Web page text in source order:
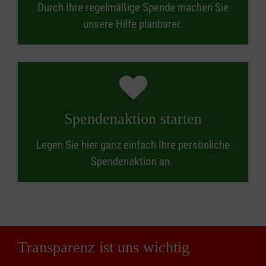
Durch Ihre regelmäßige Spende machen Sie
unsere Hilfe planbarer.
Spendenaktion starten
Legen Sie hier ganz einfach Ihre persönliche
Spendenaktion an.
Transparenz ist uns wichtig